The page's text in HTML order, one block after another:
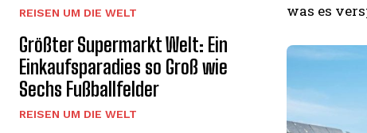
REISEN UM DIE WELT
Größter Supermarkt Welt: Ein
Einkaufsparadies so Groß wie
Sechs Fußballfelder
REISEN UM DIE WELT
was es